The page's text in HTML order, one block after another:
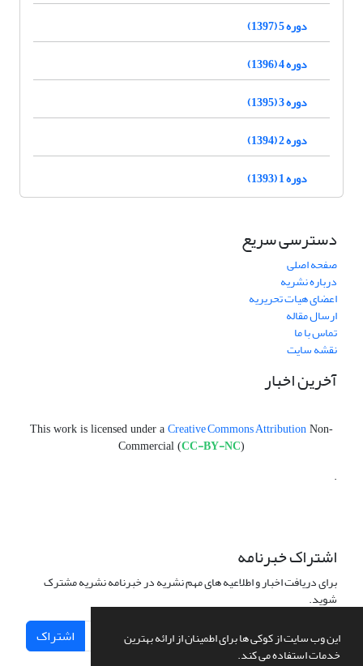
این وب سایت از کوکی ها برای اطمینان از ارائه بهترین
خدمات استفاده می کند.
دوره 5 (1397)
دوره 4 (1396)
دوره 3 (1395)
دوره 2 (1394)
دوره 1 (1393)
دسترسی سریع
صفحه اصلی
درباره نشریه
اعضای هیات تحریریه
ارسال مقاله
تماس با ما
نقشه سایت
آخرین اخبار
This work is licensed under a Creative Commons Attribution Non-
Commercial (CC-BY-NC)
.
اشتراک خبرنامه
برای دریافت اخبار و اطلاعیه های مهم نشریه در خبرنامه نشریه مشترک
شوید.
اشتراک